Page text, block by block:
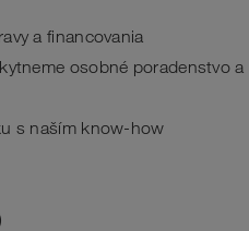
a financovania
osobné poradenstvo
s naším know-how